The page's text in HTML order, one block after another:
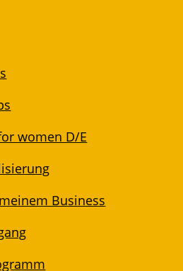
women D/E
Business